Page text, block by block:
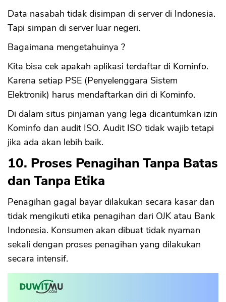
Data nasabah tidak disimpan di server di Indonesia.
Tapi simpan di server luar negeri.
Bagaimana mengetahuinya ?
Kita bisa cek apakah aplikasi terdaftar di Kominfo.
Karena setiap PSE (Penyelenggara Sistem
Elektronik) harus mendaftarkan diri di Kominfo.
Di dalam situs pinjaman yang lega dicantumkan izin
Kominfo dan audit ISO. Audit ISO tidak wajib tetapi
jika ada akan lebih baik.
10. Proses Penagihan Tanpa Batas
dan Tanpa Etika
Penagihan gagal bayar dilakukan secara kasar dan
tidak mengikuti etika penagihan dari OJK atau Bank
Indonesia. Konsumen akan dibuat tidak nyaman
sekali dengan proses penagihan yang dilakukan
secara intensif.